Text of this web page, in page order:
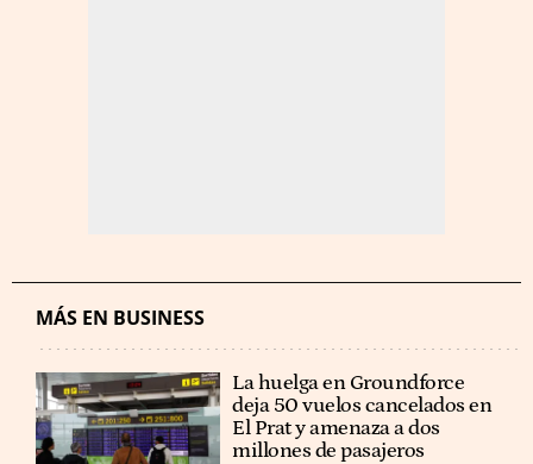
MÁS EN BUSINESS
La huelga en Groundforce
deja 50 vuelos cancelados en
El Prat y amenaza a dos
millones de pasajeros